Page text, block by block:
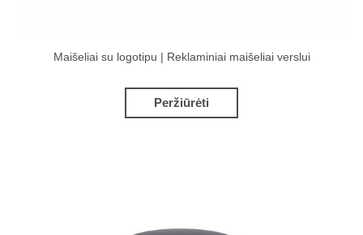
Maišeliai su logotipu | Reklaminiai maišeliai verslui
Peržiūrėti